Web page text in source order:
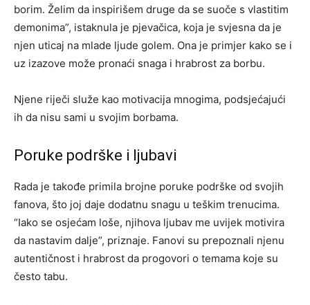
borim. Želim da inspirišem druge da se suoče s vlastitim
demonima”, istaknula je pjevačica, koja je svjesna da je
njen uticaj na mlade ljude golem. Ona je primjer kako se i
uz izazove može pronaći snaga i hrabrost za borbu.
Njene riječi služe kao motivacija mnogima, podsjećajući
ih da nisu sami u svojim borbama.
Poruke podrške i ljubavi
Rada je takođe primila brojne poruke podrške od svojih
fanova, što joj daje dodatnu snagu u teškim trenucima.
“Iako se osjećam loše, njihova ljubav me uvijek motivira
da nastavim dalje”, priznaje. Fanovi su prepoznali njenu
autentičnost i hrabrost da progovori o temama koje su
često tabu.